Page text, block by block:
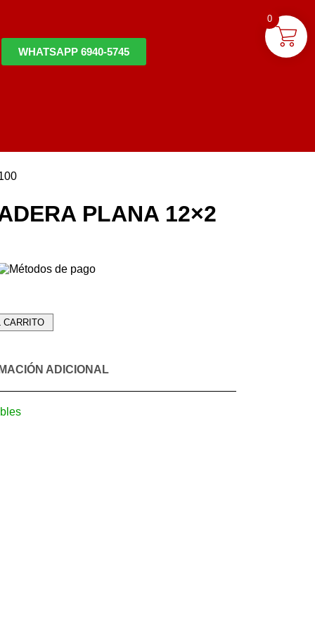
WHATSAPP 6940-5745
PLANA 12×2
CARRITO
ADICIONAL
0